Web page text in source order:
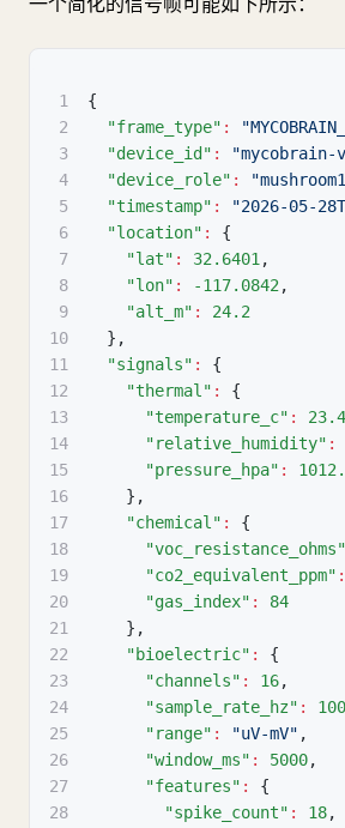
1
{
2
"frame_type" :
3
"device_id" : "mycobrain-
4
"device_role" :
5
"timestamp" : "2026-05-
6
"location" :
{
7
"lat" : 32.6401 ,
8
"lon" : -117.0842 ,
9
"alt_m" :
24.2
10
} ,
11
"signals" :
{
12
"thermal" :
{
13
"temperature_c" :
14
"relative_humidity" :
15
"pressure_hpa" :
16
} ,
17
"chemical" :
{
18
"voc_resistance_ohms"
19
"co2_equivalent_ppm" :
20
"gas_index" :
84
21
} ,
22
"bioelectric" :
{
23
"channels" : 16,
24
"sample_rate_hz" : 100
25
"range" : "uV-mV" ,
26
"window_ms" : 5000,
27
"features" :
{
28
"spike_count" : 18,